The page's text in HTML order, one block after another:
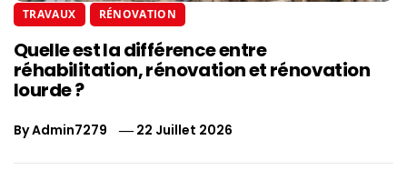
TRAVAUX RÉNOVATION
Quelle est la différence entre
réhabilitation, rénovation et rénovation
lourde ?
ByAdmin7279 22 Juillet 2026